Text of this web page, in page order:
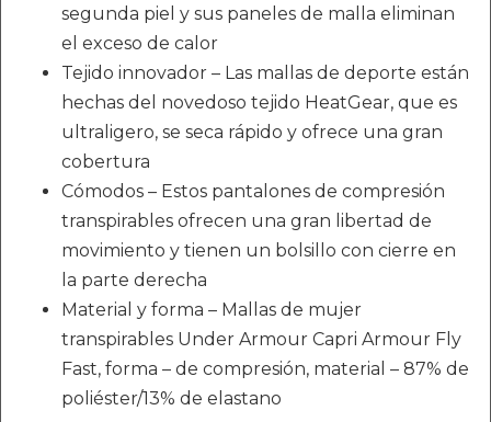
segunda piel y sus paneles de malla eliminan
el exceso de calor
Tejido innovador – Las mallas de deporte están
hechas del novedoso tejido HeatGear, que es
ultraligero, se seca rápido y ofrece una gran
cobertura
Cómodos – Estos pantalones de compresión
transpirables ofrecen una gran libertad de
movimiento y tienen un bolsillo con cierre en
la parte derecha
Material y forma – Mallas de mujer
transpirables Under Armour Capri Armour Fly
Fast, forma – de compresión, material – 87% de
poliéster/13% de elastano